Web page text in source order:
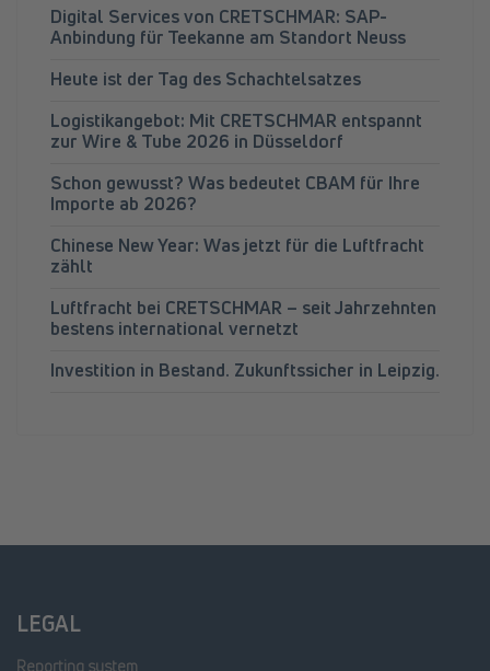
Digital Services von CRETSCHMAR: SAP-
Anbindung für Teekanne am Standort Neuss
Heute ist der Tag des Schachtelsatzes
Logistikangebot: Mit CRETSCHMAR entspannt
zur Wire & Tube 2026 in Düsseldorf
Schon gewusst? Was bedeutet CBAM für Ihre
Importe ab 2026?
Chinese New Year: Was jetzt für die Luftfracht
zählt
Luftfracht bei CRETSCHMAR – seit Jahrzehnten
bestens international vernetzt
Investition in Bestand. Zukunftssicher in Leipzig.
LEGAL
Reporting system